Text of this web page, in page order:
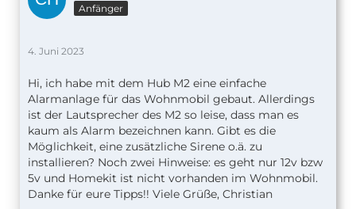
Anfänger
4. Juni 2023
Hi, ich habe mit dem Hub M2 eine einfache
Alarmanlage für das Wohnmobil gebaut. Allerdings
ist der Lautsprecher des M2 so leise, dass man es
kaum als Alarm bezeichnen kann. Gibt es die
Möglichkeit, eine zusätzliche Sirene o.ä. zu
installieren? Noch zwei Hinweise: es geht nur 12v bzw
5v und Homekit ist nicht vorhanden im Wohnmobil.
Danke für eure Tipps!! Viele Grüße, Christian